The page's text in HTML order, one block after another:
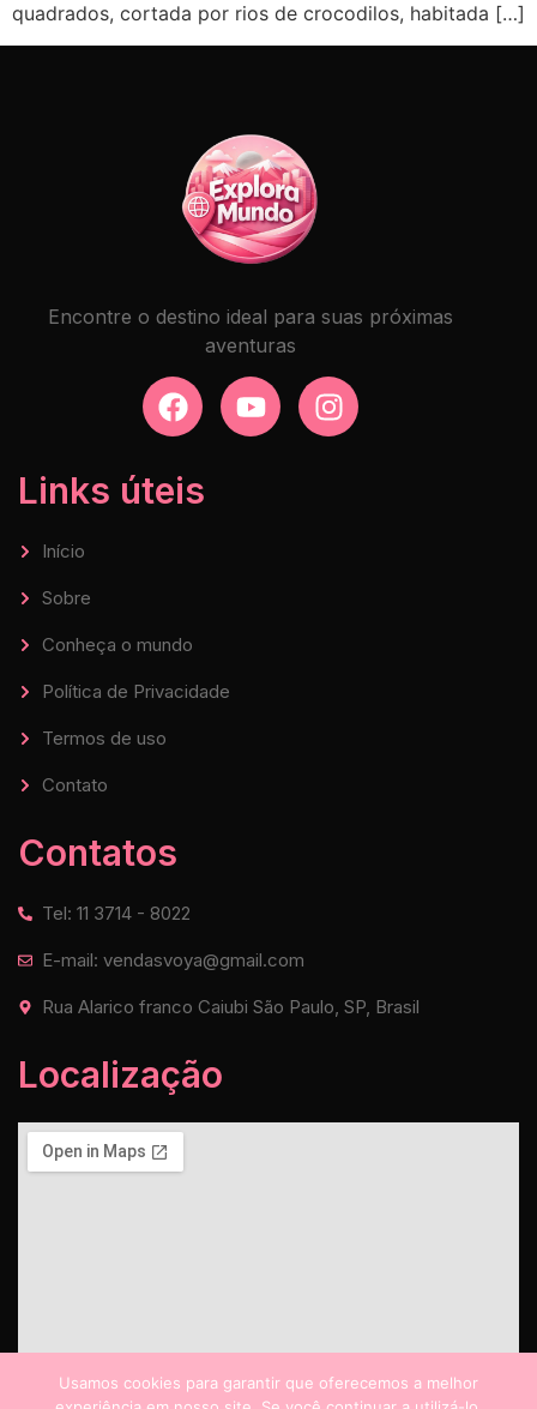
quadrados, cortada por rios de crocodilos, habitada […]
Encontre o destino ideal para suas próximas
aventuras
Links úteis
Início
Sobre
Conheça o mundo
Política de Privacidade
Termos de uso
Contato
Contatos
Tel: 11 3714 - 8022
E-mail: vendasvoya@gmail.com
Rua Alarico franco Caiubi São Paulo, SP, Brasil
Localização
Usamos cookies para garantir que oferecemos a melhor